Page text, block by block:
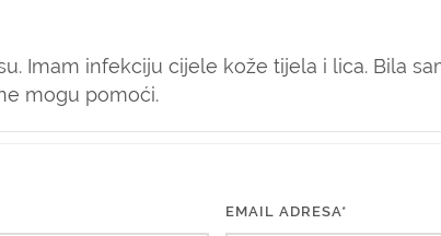
Imam infekciju cijele kože tijela i lica. Bila
mogu pomoći.
EMAIL ADRESA*